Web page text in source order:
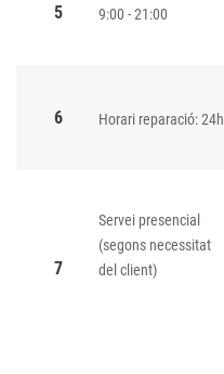
5
9:00 - 21:00
6 Horari reparació: 24h
7
Servei presencial
(segons necessitat
del client)